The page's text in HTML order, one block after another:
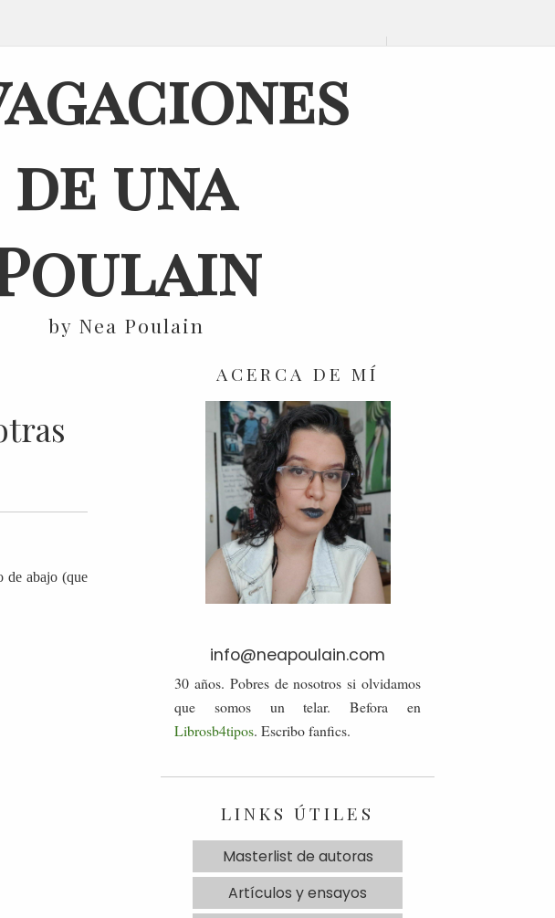
de una
by Nea Poulain
de abajo (que
ACERCA DE MÍ
info@neapoulain.com
30 años. Pobres de nosotros si olvidamos
que somos un telar. Befora en
Librosb4tipos. Escribo fanfics.
LINKS ÚTILES
Masterlist de autoras
Artículos y ensayos